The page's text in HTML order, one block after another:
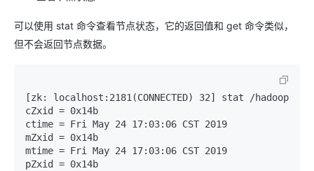
可以使用 stat 命令查看节点状态，它的返回值和 get 命令类似，
但不会返回节点数据。
[zk: localhost:2181(CONNECTED) 32] stat /hadoop
cZxid = 0x14b
ctime = Fri May 24 17:03:06 CST 2019
mZxid = 0x14b
mtime = Fri May 24 17:03:06 CST 2019
pZxid = 0x14b